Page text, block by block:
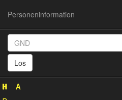
Personeninformation
Los
121390365)